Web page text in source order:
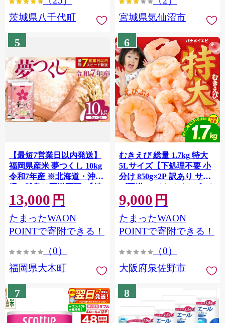
茨城県八千代町
宮城県気仙沼市
5
【最短7営業日以内発送】
福岡県産米 夢つくし 10kg
令和7年産 ※北海道・沖
縄・離島は配送不可 |【精
米 単一米 単一原料米 7年
産 国産 お米 ブランド米
5kg × 2 ゆめつくし】
CY009_01
13,000 円
たまったWAON
POINTで寄附できる！
（0）
福岡県大木町
6
むきえび 総量 1.7kg 特大
5Lサイズ【下処理不要 小
分け 850g×2P 訳あり サイ
ズ不揃い バナメイエビ バ
ラ凍結】 G4142
9,000 円
たまったWAON
POINTで寄附できる！
（0）
大阪府泉佐野市
7 8